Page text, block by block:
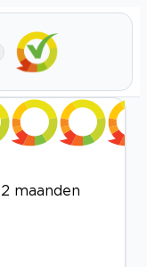
maanden